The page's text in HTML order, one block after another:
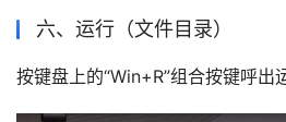
六、运行（文件目录）
按键盘上的“Win+R”组合按键呼出